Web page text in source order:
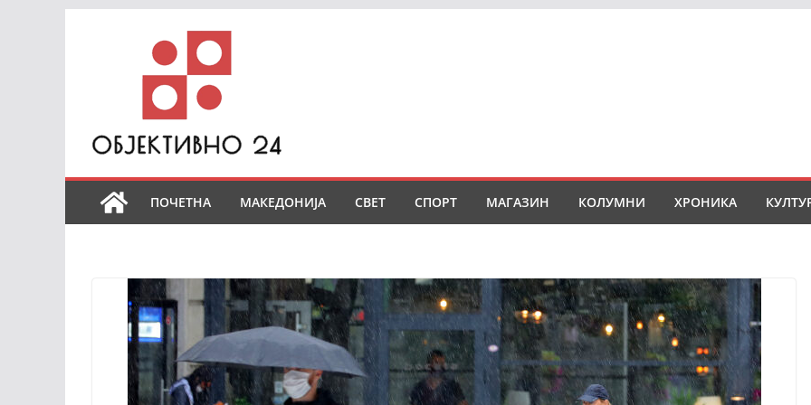
ПОЧЕТНА МАКЕДОНИЈА СВЕТ СПОРТ МАГАЗИН КОЛУМНИ ХРОНИКА